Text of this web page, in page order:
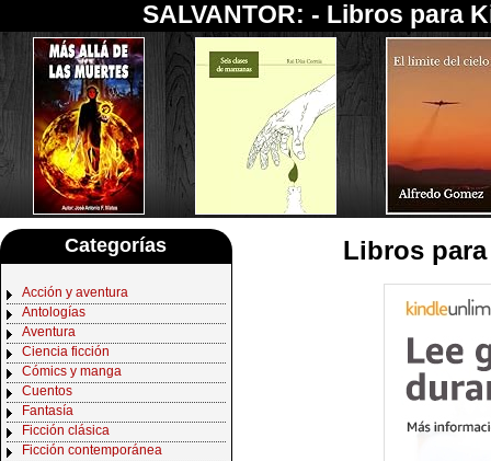
SALVANTOR: - Libros para
Categorías
Acción y aventura
Antologías
Aventura
Ciencia ficción
Cómics y manga
Cuentos
Fantasía
Ficción clásica
Ficción contemporánea
Libros